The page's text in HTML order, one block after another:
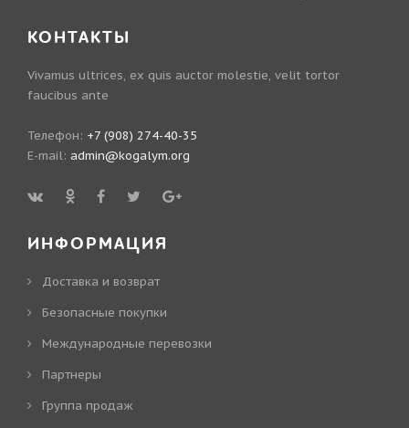
КОНТАКТЫ
Vivamus ultrices, ex quis auctor molestie, velit tortor
faucibus ante
Телефон: +7 (908) 274-40-35
E-mail: admin@kogalym.org
ИНФОРМАЦИЯ
Доставка и возврат
Безопасные покупки
Международные перевозки
Партнеры
Группа продаж